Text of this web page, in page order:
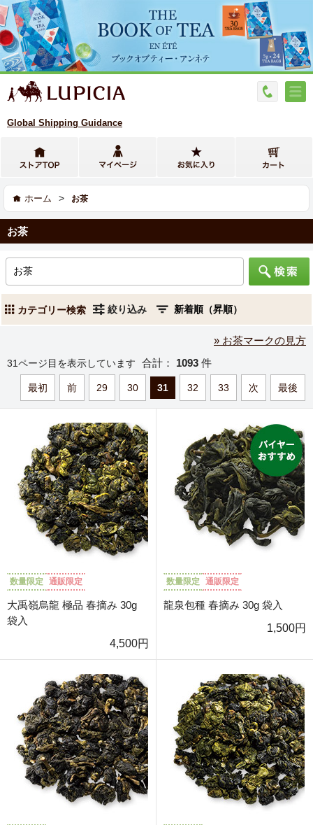
Global Shipping Guidance
ホーム > お茶
お茶
カテゴリー検索 絞り込み
» お茶マークの見方
31ページ目を表示しています 合計： 1093 件
最初 前 29 30 31 32 33 次 最後
数量限定 通販限定
大禹嶺烏龍 極品 春摘み 30g
袋入
4,500円
数量限定 通販限定
龍泉包種 春摘み 30g 袋入
1,500円